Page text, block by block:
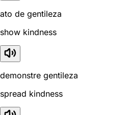
ato de gentileza
show kindness
demonstre gentileza
spread kindness